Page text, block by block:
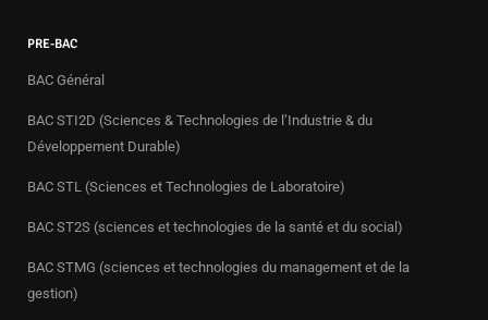
PRE-BAC
BAC Général
BAC STI2D (Sciences & Technologies de l’Industrie & du
Développement Durable)
BAC STL (Sciences et Technologies de Laboratoire)
BAC ST2S (sciences et technologies de la santé et du social)
BAC STMG (sciences et technologies du management et de la
gestion)